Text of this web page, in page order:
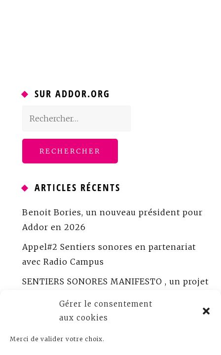
Gérer le consentement
aux cookies
Merci de valider votre choix.
SUR ADDOR.ORG
Rechercher :
ARTICLES RÉCENTS
Benoit Bories, un nouveau président pour
Addor en 2026
Appel#2 Sentiers sonores en partenariat
avec Radio Campus
SENTIERS SONORES MANIFESTO , un projet
ADDOR peaufine Sentiers sonores
Appel à créations sonores documentaires